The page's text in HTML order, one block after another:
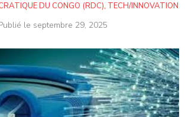
DU CONGO (RDC), TECH/INNOVATION
le septembre 29, 2025